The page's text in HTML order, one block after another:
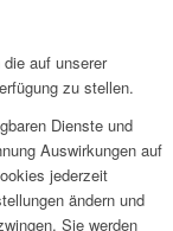
auf unserer
zu stellen.
Dienste und
Auswirkungen auf
jederzeit
ändern und
Sie werden